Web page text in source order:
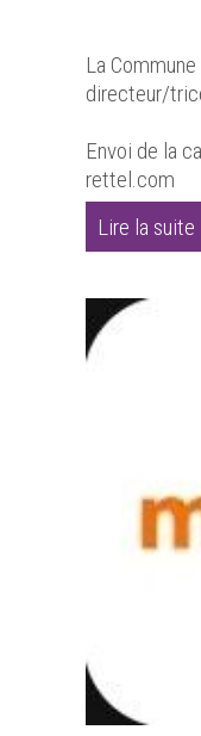
La
directeur/
Envoi de la
rettel.com
Lire la suite